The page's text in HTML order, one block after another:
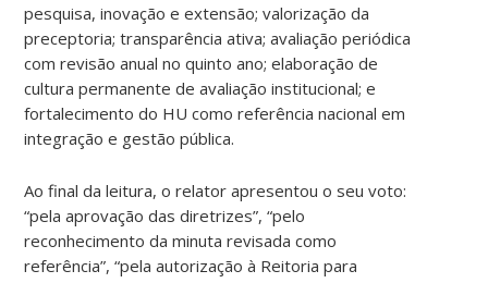
pesquisa, inovação e extensão; valorização da
preceptoria; transparência ativa; avaliação periódica
com revisão anual no quinto ano; elaboração de
cultura permanente de avaliação institucional; e
fortalecimento do HU como referência nacional em
integração e gestão pública.
Ao final da leitura, o relator apresentou o seu voto:
“pela aprovação das diretrizes”, “pelo
reconhecimento da minuta revisada como
referência”, “pela autorização à Reitoria para